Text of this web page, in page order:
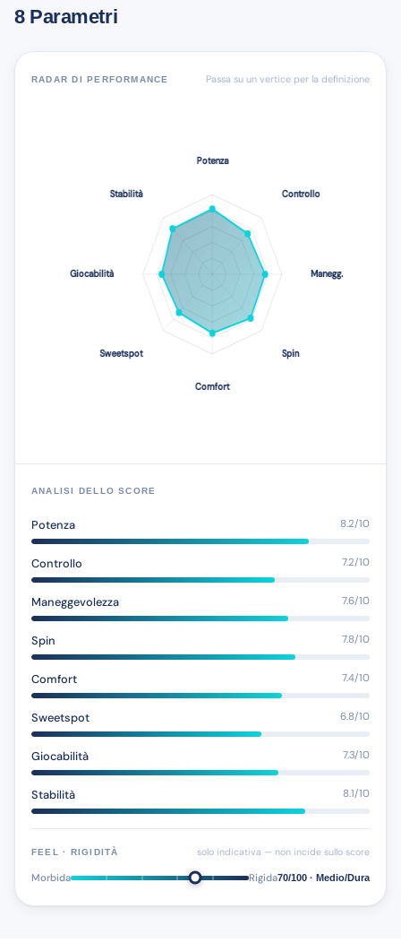
8 Parametri
RADAR DI PERFORMANCE Passa su un vertice per la definizione
ANALISI DELLO SCORE
Potenza 8.2/10
Controllo 7.2/10
Maneggevolezza 7.6/10
Spin 7.8/10
Comfort 7.4/10
Sweetspot 6.8/10
Giocabilità 7.3/10
Stabilità 8.1/10
FEEL · RIGIDITÀ solo indicativa — non incide sullo score
Morbida Rigida70/100 · Medio/Dura